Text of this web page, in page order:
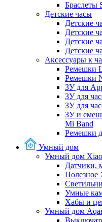
Браслеты
Детские часы
Детские
Детские
Детские
Детские
Аксессуары к
Ремешки
Ремешки
ЗУ для
ЗУ для
ЗУ для
ЗУ и
Mi Band
Ремешки
Умный дом
Умный дом
Датчики,
Полезное
Умные
Хабы и
Умный дом